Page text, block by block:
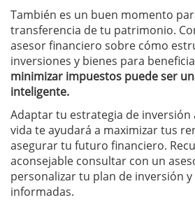
También es un buen momento
transferencia de tu patrimonio.
asesor financiero sobre cómo
inversiones y bienes para
minimizar impuestos puede ser
inteligente.
Adaptar tu estrategia de inversión
vida te ayudará a maximizar tus
asegurar tu futuro financiero.
aconsejable consultar con un
personalizar tu plan de inversión
informadas.